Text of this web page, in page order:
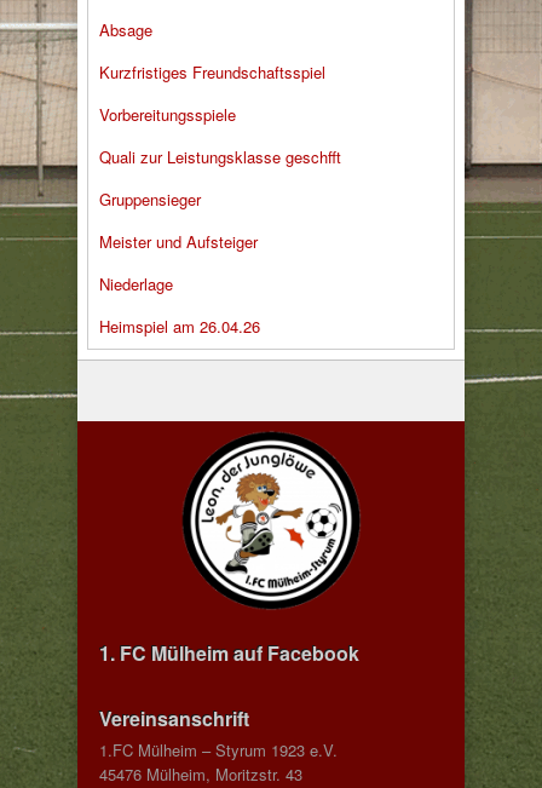
Absage
Kurzfristiges Freundschaftsspiel
Vorbereitungsspiele
Quali zur Leistungsklasse geschfft
Gruppensieger
Meister und Aufsteiger
Niederlage
Heimspiel am 26.04.26
1. FC Mülheim auf Facebook
Vereinsanschrift
1.FC Mülheim – Styrum 1923 e.V.
45476 Mülheim, Moritzstr. 43